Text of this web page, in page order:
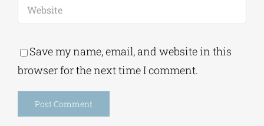
Save my name, email, and website in this
browser for the next time I comment.